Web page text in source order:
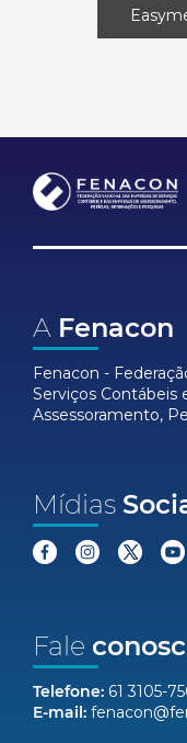
A Fenacon
Fenacon -
Serviços Contábeis
Assessoramento,
Mídias
Fale
Telefone: 61 3105-
E-mail: